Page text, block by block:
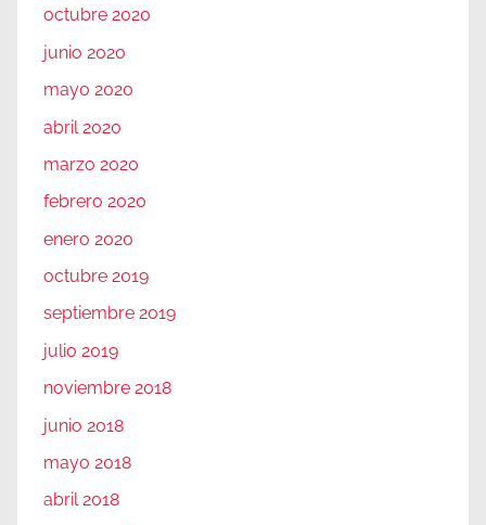
octubre 2020
junio 2020
mayo 2020
abril 2020
marzo 2020
febrero 2020
enero 2020
octubre 2019
septiembre 2019
julio 2019
noviembre 2018
junio 2018
mayo 2018
abril 2018